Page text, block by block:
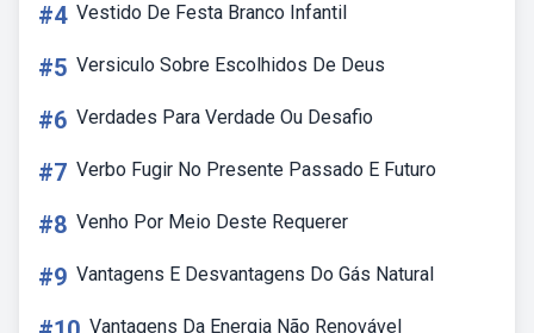
#4 Vestido De Festa Branco Infantil
#5 Versiculo Sobre Escolhidos De Deus
#6 Verdades Para Verdade Ou Desafio
#7 Verbo Fugir No Presente Passado E Futuro
#8 Venho Por Meio Deste Requerer
#9 Vantagens E Desvantagens Do Gás Natural
Vantagens Da Energia Não Renovável